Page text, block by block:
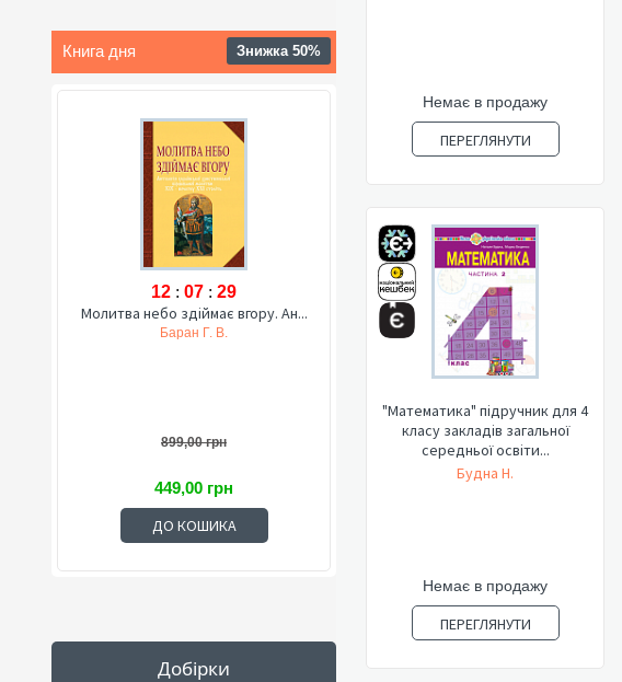
Книга дня Знижка 50%
12 : 07 : 28
Молитва небо здіймає вгору. Ан...
Баран Г. В.
899,00 грн
449,00 грн
ДО КОШИКА
Добірки
Немає в продажу
ПЕРЕГЛЯНУТИ
"Математика" підручник для 4
класу закладів загальної
середньої освіти...
Будна Н.
Немає в продажу
ПЕРЕГЛЯНУТИ